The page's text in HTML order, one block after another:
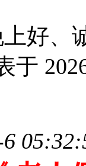
好、
于